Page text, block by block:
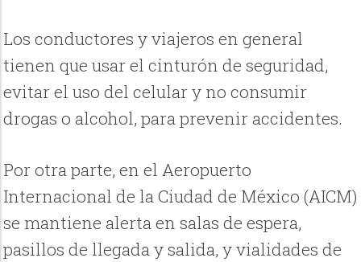
Los conductores y viajeros en general
tienen que usar el cinturón de seguridad,
evitar el uso del celular y no consumir
drogas o alcohol, para prevenir accidentes.
Por otra parte, en el Aeropuerto
Internacional de la Ciudad de México (AICM)
se mantiene alerta en salas de espera,
pasillos de llegada y salida, y vialidades de